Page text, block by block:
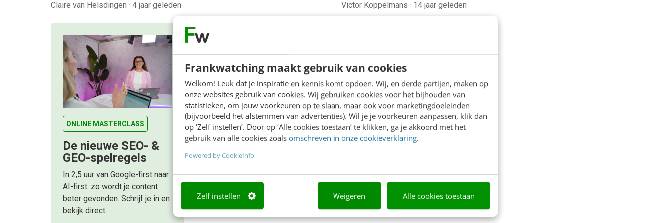
Frankwatching maakt gebruik van cookies
Welkom! Leuk dat je inspiratie en kennis komt opdoen. Wij, en derde partijen, maken op
onze websites gebruik van cookies. Wij gebruiken cookies voor het bijhouden van
statistieken, om jouw voorkeuren op te slaan, maar ook voor marketingdoeleinden
(bijvoorbeeld het afstemmen van advertenties). Wil je je voorkeuren aanpassen, klik dan
op ‘Zelf instellen’. Door op ‘Alle cookies toestaan’ te klikken, ga je akkoord met het
gebruik van alle cookies zoals omschreven in onze cookieverklaring.
Powered by CookieInfo
Zelf instellen Weigeren Alle cookies toestaan
Claire van Helsdingen · 4 jaar geleden Victor Koppelmans · 14 jaar geleden
ONLINE MASTERCLASS
De nieuwe SEO- &
GEO-spelregels
In 2,5 uur van Google-first naar
AI-first: zo wordt je content
beter gevonden. Schrijf je in en
bekijk direct.